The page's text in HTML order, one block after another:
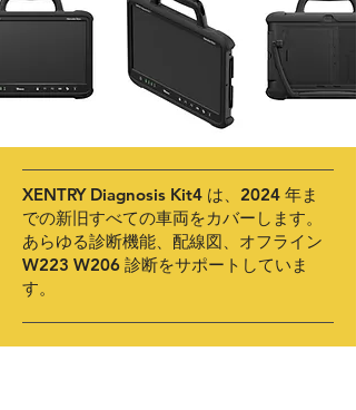
XENTRY Diagnosis Kit4 は、2024 年ま
での新旧すべての車両をカバーします。
あらゆる診断機能、配線図、オフライン
W223 W206 診断をサポートしていま
す。